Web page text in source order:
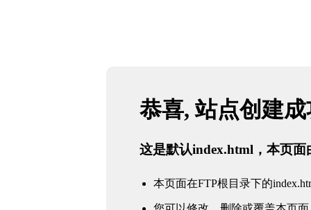
恭喜, 站点创建
这是默认index.html，本页面
本页面在FTP根目录下的